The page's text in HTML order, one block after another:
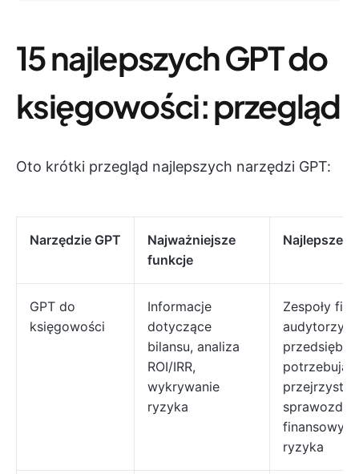
15 najlepszych GPT do
księgowości: przegląd
Oto krótki przegląd najlepszych narzędzi GPT:
Narzędzie GPT
Najważniejsze
funkcje
Najlepsze
GPT do
księgowości
Informacje
dotyczące
bilansu, analiza
ROI/IRR,
wykrywanie
ryzyka
Zespoły
audytorzy i
sprawozdań
ryzyka